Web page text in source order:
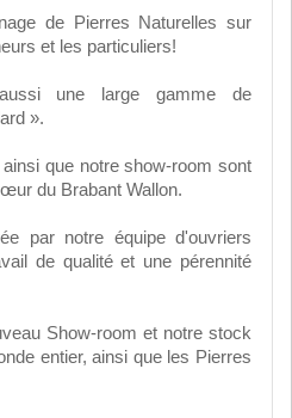
de Pierres Naturelles sur
et les particuliers!
une large gamme de
».
que notre show-room sont
du Brabant Wallon.
par notre équipe d'ouvriers
de qualité et une pérennité
Show-room et notre stock
entier, ainsi que les Pierres